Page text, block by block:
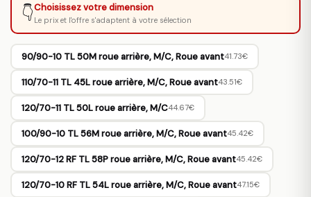
👇Choisissez votre dimension
Le prix et l'offre s'adaptent à votre sélection
90/90-10 TL 50M roue arrière, M/C, Roue avant41.73€
110/70-11 TL 45L roue arrière, M/C, Roue avant43.51€
120/70-11 TL 50L roue arrière, M/C44.67€
100/90-10 TL 56M roue arrière, M/C, Roue avant45.42€
120/70-12 RF TL 58P roue arrière, M/C, Roue avant45.42€
120/70-10 RF TL 54L roue arrière, M/C, Roue avant47.15€